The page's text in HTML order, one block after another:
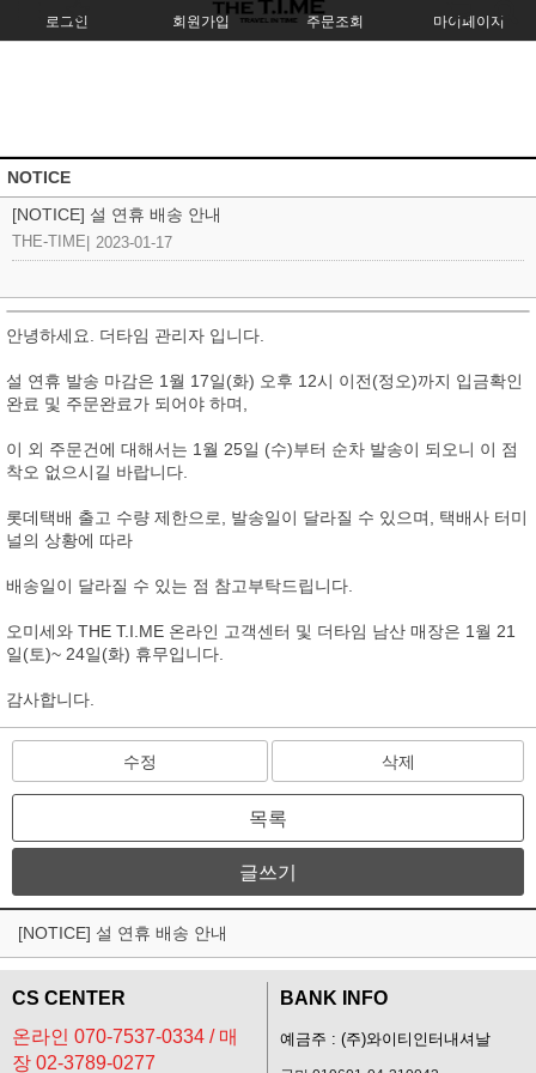
로그인 회원가입 주문조회 마이페이지
NOTICE
[NOTICE] 설 연휴 배송 안내
THE-TIME 2023-01-17
안녕하세요. 더타임 관리자 입니다.
설 연휴 발송 마감은 1월 17일(화) 오후 12시 이전(정오)까지 입금확인
완료 및 주문완료가 되어야 하며,
이 외 주문건에 대해서는 1월 25일 (수)부터 순차 발송이 되오니 이 점
착오 없으시길 바랍니다.
롯데택배 출고 수량 제한으로, 발송일이 달라질 수 있으며, 택배사 터미
널의 상황에 따라
배송일이 달라질 수 있는 점 참고부탁드립니다.
오미세와 THE T.I.ME 온라인 고객센터 및 더타임 남산 매장은 1월 21
일(토)~ 24일(화) 휴무입니다.
감사합니다.
수정 삭제
목록
글쓰기
[NOTICE] 설 연휴 배송 안내
CS CENTER
온라인 070-7537-0334 / 매
장 02-3789-0277
BANK INFO
예금주 : (주)와이티인터내셔날